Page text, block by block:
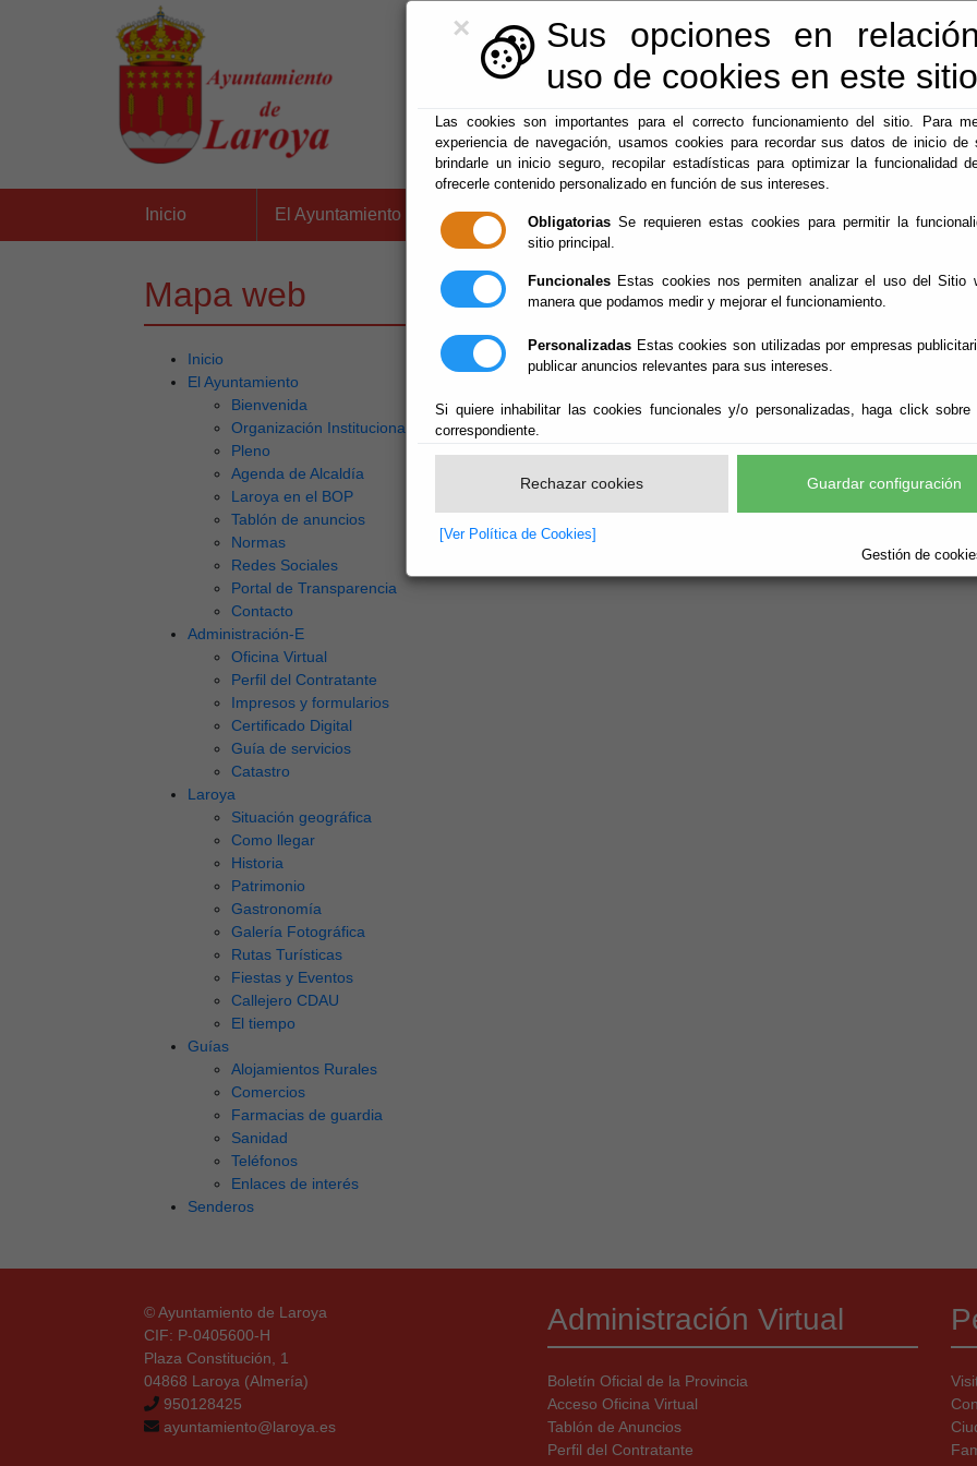
×
Sus opciones en
uso de cookies en este sitio
Las cookies son importantes para el correcto funcionamiento del sitio. Para
experiencia de navegación, usamos cookies para recordar sus datos de inicio de
brindarle un inicio seguro, recopilar estadísticas para optimizar la funcionalidad
ofrecerle contenido personalizado en función de sus intereses.
Obligatorias Se requieren estas cookies para permitir la
sitio principal.
Funcionales Estas cookies nos permiten analizar el uso del Sitio
manera que podamos medir y mejorar el funcionamiento.
Personalizadas Estas cookies son utilizadas por empresas
publicar anuncios relevantes para sus intereses.
Si quiere inhabilitar las cookies funcionales y/o personalizadas, haga click sobre
correspondiente.
Rechazar cookies Guardar configuración
[Ver Política de Cookies]
Gestión de
950128425 | ayuntamiento@laroya.es
Inicio El Ayuntamiento ▼ Administración-E ▼ Laroya ▼ Guías ▼
Mapa web
Inicio
El Ayuntamiento
Bienvenida
Organización Institucional
Pleno
Agenda de Alcaldía
Laroya en el BOP
Tablón de anuncios
Normas
Redes Sociales
Portal de Transparencia
Contacto
Administración-E
Oficina Virtual
Perfil del Contratante
Impresos y formularios
Certificado Digital
Guía de servicios
Catastro
Laroya
Situación geográfica
Como llegar
Historia
Patrimonio
Gastronomía
Galería Fotográfica
Rutas Turísticas
Fiestas y Eventos
Callejero CDAU
El tiempo
Guías
Alojamientos Rurales
Comercios
Farmacias de guardia
Sanidad
Teléfonos
Enlaces de interés
Senderos
© Ayuntamiento de Laroya
CIF: P-0405600-H
Plaza Constitución, 1
04868 Laroya (Almería)
950128425
ayuntamiento@laroya.es
Administración Virtual
Boletín Oficial de la Provincia
Acceso Oficina Virtual
Tablón de Anuncios
Perfil del Contratante